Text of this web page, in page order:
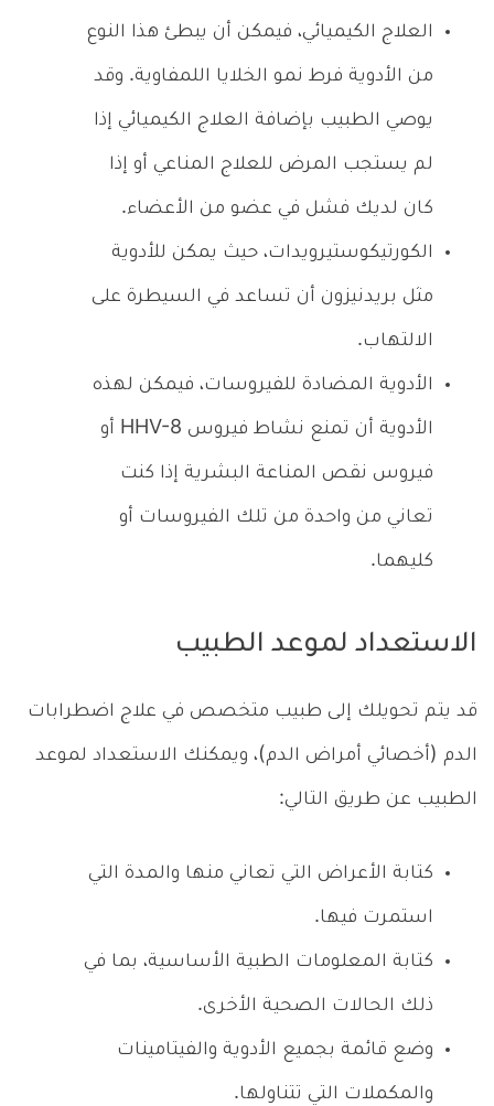
العلاج الكيميائي، فيمكن أن يبطئ هذا النوع
من الأدوية فرط نمو الخلايا اللمفاوية. وقد
يوصي الطبيب بإضافة العلاج الكيميائي إذا
لم يستجب المرض للعلاج المناعي أو إذا
كان لديك فشل في عضو من الأعضاء.
الكورتيكوستيرويدات، حيث يمكن للأدوية
مثل بريدنيزون أن تساعد في السيطرة على
الالتهاب.
الأدوية المضادة للفيروسات، فيمكن لهذه
الأدوية أن تمنع نشاط فيروس HHV-8 أو
فيروس نقص المناعة البشرية إذا كنت
تعاني من واحدة من تلك الفيروسات أو
كليهما.
الاستعداد لموعد الطبيب
قد يتم تحويلك إلى طبيب متخصص في علاج اضطرابات
الدم (أخصائي أمراض الدم)، ويمكنك الاستعداد لموعد
الطبيب عن طريق التالي:
كتابة الأعراض التي تعاني منها والمدة التي
استمرت فيها.
كتابة المعلومات الطبية الأساسية، بما في
ذلك الحالات الصحية الأخرى.
وضع قائمة بجميع الأدوية والفيتامينات
والمكملات التي تتناولها.